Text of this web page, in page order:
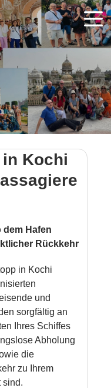
Kochi
dem Hafen
Rückkehr
in Kochi
und
sorgfältig an
Ihres Schiffes
Abholung
die
zu Ihrem
sind.